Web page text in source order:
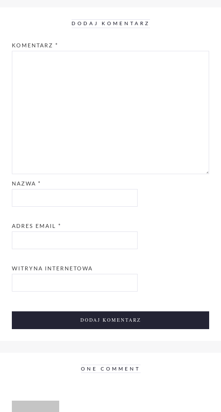
DODAJ KOMENTARZ
KOMENTARZ *
NAZWA *
ADRES EMAIL *
WITRYNA INTERNETOWA
ONE COMMENT